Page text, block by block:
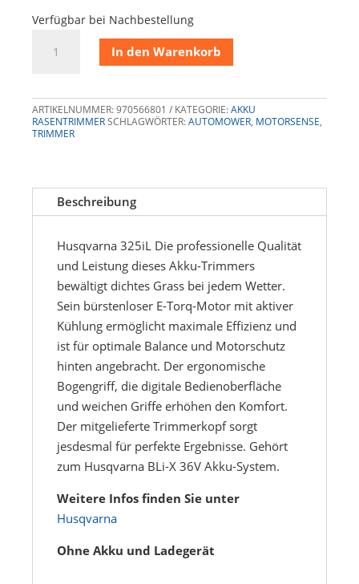
Verfügbar bei Nachbestellung
325iL
In den Warenkorb
ARTIKELNUMMER:970566801 KATEGORIE:AKKU
RASENTRIMMERSCHLAGWÖRTER:AUTOMOWER, MOTORSENSE,
TRIMMER
Beschreibung
Husqvarna 325iL Die professionelle Qualität
und Leistung dieses Akku-Trimmers
bewältigt dichtes Grass bei jedem Wetter.
Sein bürstenloser E-Torq-Motor mit aktiver
Kühlung ermöglicht maximale Effizienz und
ist für optimale Balance und Motorschutz
hinten angebracht. Der ergonomische
Bogengriff, die digitale Bedienoberfläche
und weichen Griffe erhöhen den Komfort.
Der mitgelieferte Trimmerkopf sorgt
jesdesmal für perfekte Ergebnisse. Gehört
zum Husqvarna BLi-X 36V Akku-System.
Weitere Infos finden Sie unter
Husqvarna
Ohne Akku und Ladegerät